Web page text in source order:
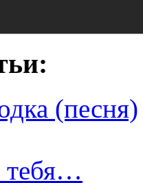
(песня)
тебя…